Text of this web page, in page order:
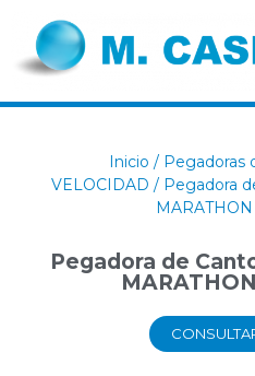
Inicio / Pegadoras
VELOCIDAD / Pegadora
Pegadora de